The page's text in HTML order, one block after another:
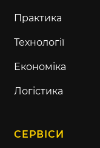
Практика
Технології
Економіка
Логістика
СЕРВІСИ